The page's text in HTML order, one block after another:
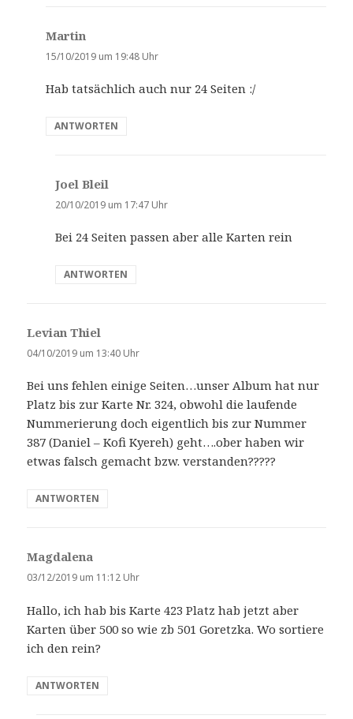
Martin
a
t
15/10/2019 um 19:48 Uhr
Hab tatsächlich auch nur 24 Seiten :/
ANTWORTEN
Joel Bleil
a
t
20/10/2019 um 17:47 Uhr
Bei 24 Seiten passen aber alle Karten rein
ANTWORTEN
Levian Thiel
a
t
:
04/10/2019 um 13:40 Uhr
Bei uns fehlen einige Seiten…unser Album hat nur
Platz bis zur Karte Nr. 324, obwohl die laufende
Nummerierung doch eigentlich bis zur Nummer
387 (Daniel – Kofi Kyereh) geht….ober haben wir
etwas falsch gemacht bzw. verstanden?????
ANTWORTEN
Magdalena
a
t
:
03/12/2019 um 11:12 Uhr
Hallo, ich hab bis Karte 423 Platz hab jetzt aber
Karten über 500 so wie zb 501 Goretzka. Wo sortiere
ich den rein?
ANTWORTEN